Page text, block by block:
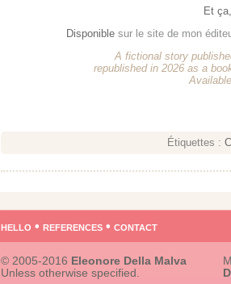
Et
Disponible sur le site de mon
A fictional story
republished in 2026 as a
Étiquettes :
hello • references • contact
© 2005-2016 Eleonore Della Malva
Unless otherwise specified.